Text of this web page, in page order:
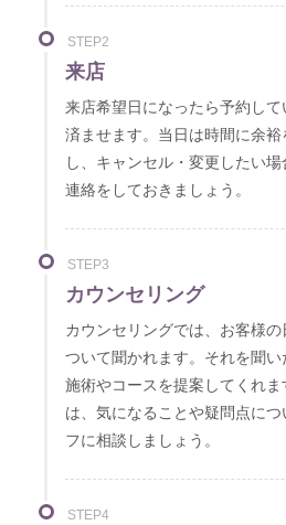
STEP2
来店
来店希望日になったら予約し
済ませます。当日は時間に余
し、キャンセル・変更したい
連絡をしておきましょう。
STEP3
カウンセリング
カウンセリングでは、お客様
ついて聞かれます。それを聞
施術やコースを提案してくれ
は、気になることや疑問点に
フに相談しましょう。
STEP4